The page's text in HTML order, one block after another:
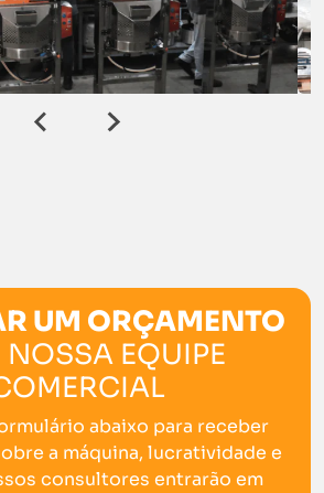
UM ORÇAMENTO
EQUIPE
abaixo para receber
a máquina, lucratividade e
consultores entrarão em